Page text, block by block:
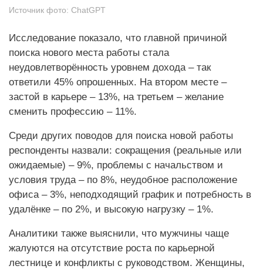
Источник фото: ChatGPT
Исследование показало, что главной причиной
поиска нового места работы стала
неудовлетворённость уровнем дохода – так
ответили 45% опрошенных. На втором месте –
застой в карьере – 13%, на третьем – желание
сменить профессию – 11%.
Среди других поводов для поиска новой работы
респонденты назвали: сокращения (реальные или
ожидаемые) – 9%, проблемы с начальством и
условия труда – по 8%, неудобное расположение
офиса – 3%, неподходящий график и потребность в
удалёнке – по 2%, и высокую нагрузку – 1%.
Аналитики также выяснили, что мужчины чаще
жалуются на отсутствие роста по карьерной
лестнице и конфликты с руководством. Женщины,